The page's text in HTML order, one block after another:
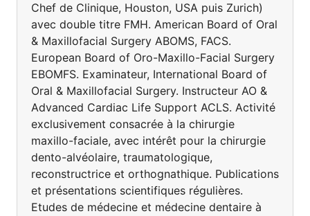
Chef de Clinique, Houston, USA puis Zurich)
avec double titre FMH. American Board of Oral
& Maxillofacial Surgery ABOMS, FACS.
European Board of Oro-Maxillo-Facial Surgery
EBOMFS. Examinateur, International Board of
Oral & Maxillofacial Surgery. Instructeur AO &
Advanced Cardiac Life Support ACLS. Activité
exclusivement consacrée à la chirurgie
maxillo-faciale, avec intérêt pour la chirurgie
dento-alvéolaire, traumatologique,
reconstructrice et orthognathique. Publications
et présentations scientifiques régulières.
Etudes de médecine et médecine dentaire à